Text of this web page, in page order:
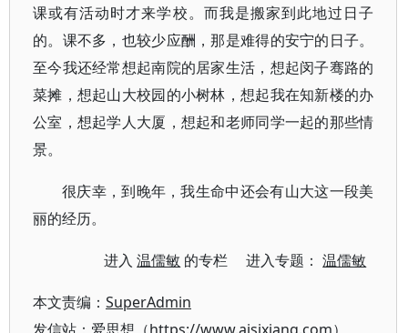
课或有活动时才来学校。而我是搬家到此地过日子
的。课不多，也较少应酬，那是难得的安宁的日子。
至今我还经常想起南院的居家生活，想起闵子骞路的
菜摊，想起山大校园的小树林，想起我在知新楼的办
公室，想起学人大厦，想起和老师同学一起的那些情
景。
很庆幸，到晚年，我生命中还会有山大这一段美
丽的经历。
进入温儒敏 的专栏 进入专题：温儒敏
本文责编： SuperAdmin